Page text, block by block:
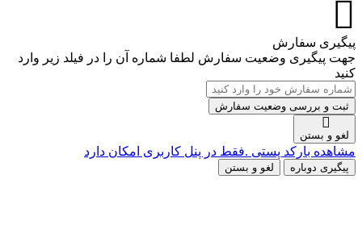
سفارش
پیگیری وضعیت سفارش لطفا شماره آن را در فیلد زیر وارد
ثبت و بررسی وضعیت سفارش
لغو و بستن
بارکد پستی .فقط در پنل کاربری امکان دارد
پیگیری دوباره لغو و بستن